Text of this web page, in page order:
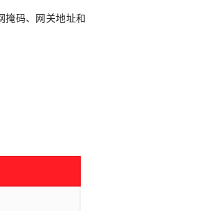
掩码、网关地址和